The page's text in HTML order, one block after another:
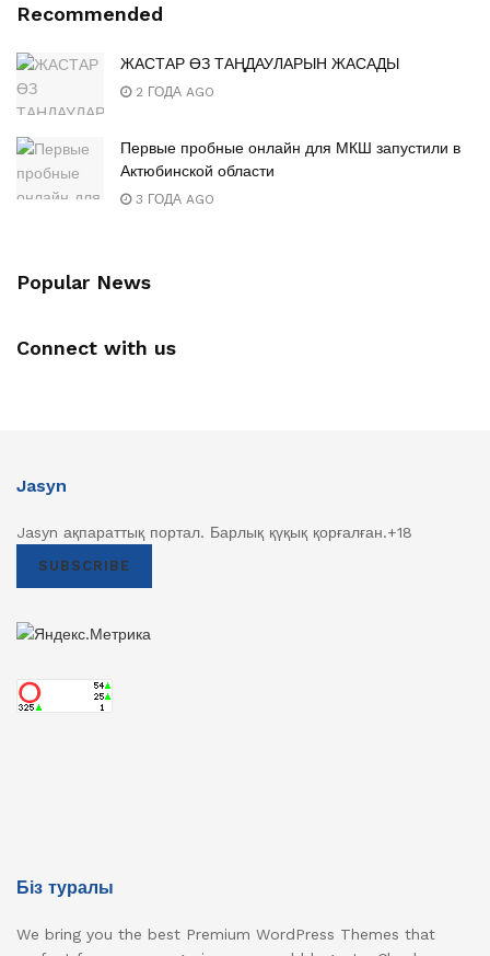
Recommended
ЖАСТАР ӨЗ ТАҢДАУЛАРЫН ЖАСАДЫ
2 ГОДА AGO
Первые пробные онлайн для МКШ запустили в
Актюбинской области
3 ГОДА AGO
Popular News
Connect with us
Jasyn
Jasyn ақпараттық портал. Барлық қүқық қорғалған.+18
SUBSCRIBE
Біз туралы
We bring you the best Premium WordPress Themes that